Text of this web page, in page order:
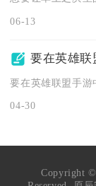
06-13
要在英雄联
04-30
Copyright ©